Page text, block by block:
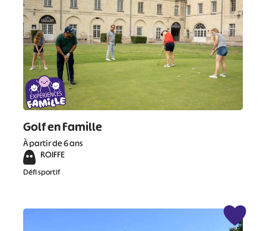
Golf en Famille
À partir de 6 ans
ROIFFE
Défi sportif